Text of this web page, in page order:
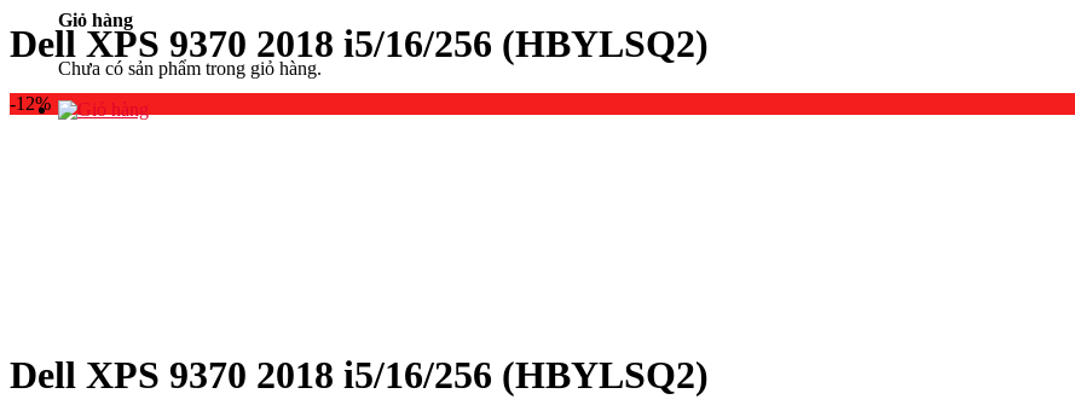
Giỏ hàng
Chưa có sản phẩm trong giỏ hàng.
Dell XPS 9370 2018 i5/16/256 (HBYLSQ2)
-12%
Dell XPS 9370 2018 i5/16/256 (HBYLSQ2)